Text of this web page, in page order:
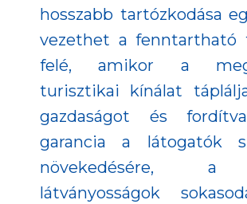
hosszabb tartózkodása
vezethet a fenntartható
felé, amikor a
turisztikai kínálat
gazdaságot és
garancia a látogatók
növekedésére, a
látványosságok